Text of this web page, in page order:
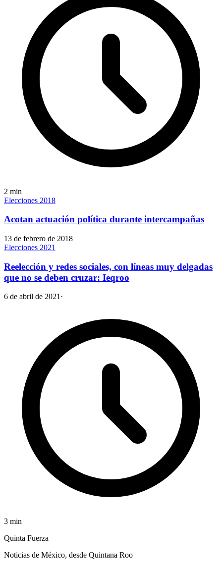
2 min
Elecciones 2018
Acotan actuación política durante intercampañas
13 de febrero de 2018
Elecciones 2021
Reelección y redes sociales, con líneas muy delgadas
que no se deben cruzar: Ieqroo
6 de abril de 2021 ·
3 min
Quinta Fuerza
Noticias de México, desde Quintana Roo